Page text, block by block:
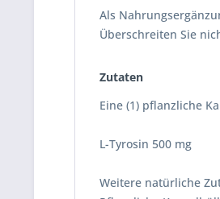
Als
Überschreiten Sie
Zutaten
Eine (1) pflanzliche
L-Tyrosin 500 mg
Weitere natürliche